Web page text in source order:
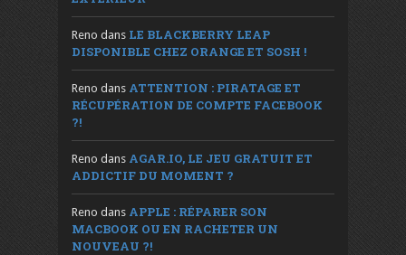
Reno dans LE BLACKBERRY LEAP
DISPONIBLE CHEZ ORANGE ET SOSH !
Reno dans ATTENTION : PIRATAGE ET
RÉCUPÉRATION DE COMPTE FACEBOOK
?!
Reno dans AGAR.IO, LE JEU GRATUIT ET
ADDICTIF DU MOMENT ?
Reno dans APPLE : RÉPARER SON
MACBOOK OU EN RACHETER UN
NOUVEAU ?!